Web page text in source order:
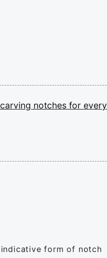
carving notches for every
form of notch